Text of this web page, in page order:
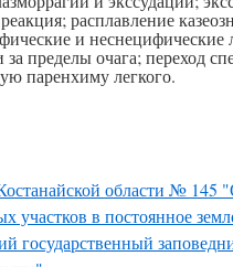
расплавление
и
пределы очага; переход
паренхиму легкого.
области № 145
участков в постоянное
государственный